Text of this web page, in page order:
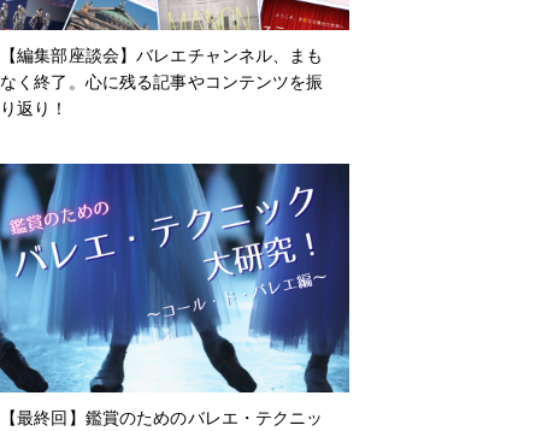
【編集部座談会】バレエチャンネル、まも
なく終了。心に残る記事やコンテンツを振
り返り！
【最終回】鑑賞のためのバレエ・テクニッ